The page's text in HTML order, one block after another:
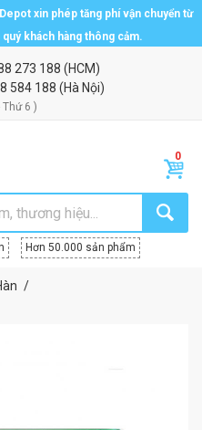
xin phép tăng phí vận chuyển từ
khách hàng thông cảm.
273 188 (HCM)
584 188 (Hà Nội)
Thứ 6 )
Hơn 50.000 sản phẩm